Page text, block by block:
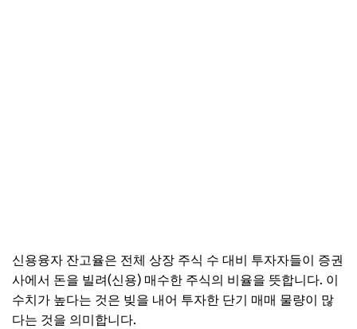
신용융자 잔고율은 전체 상장 주식 수 대비 투자자들이 증권
사에서 돈을 빌려(신용) 매수한 주식의 비율을 뜻합니다. 이
수치가 높다는 것은 빚을 내어 투자한 단기 매매 물량이 많
다는 것을 의미합니다.